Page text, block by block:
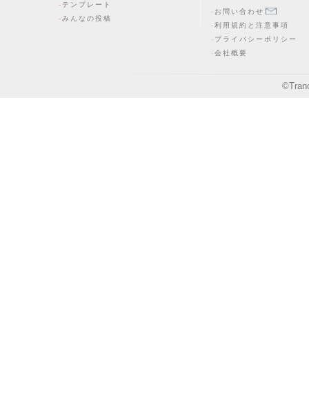
テンプレート
みんなの投稿
お問い合わせ
利用規約と注意事項
プライバシーポリシー
会社概要
©